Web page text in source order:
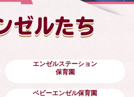
ゼルたち
エンゼルステーション
保育園
ベビーエンゼル保育園